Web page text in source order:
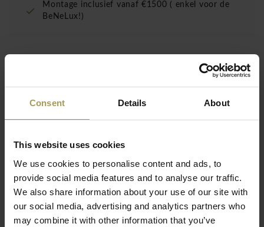
Consent Details About
This website uses cookies
We use cookies to personalise content and ads, to
provide social media features and to analyse our traffic.
We also share information about your use of our site with
our social media, advertising and analytics partners who
may combine it with other information that you’ve
Montage inclusief vanaf €1500 ( enkel voor de
BeNeLux!)
De Cascando Hangon double 8 wandhaak is een
smaakvolle wandgarderobe voor een verzorgde
Materiaal:Aluminium gepolijst
Winnaar:Reddot design award
De dubbele garderobestang Hangon van Cascando is
voorzien van rillen. Het frame is steeds in gepolijst
aluminium, in combinatie met een haak in gepolierd
Lees meer